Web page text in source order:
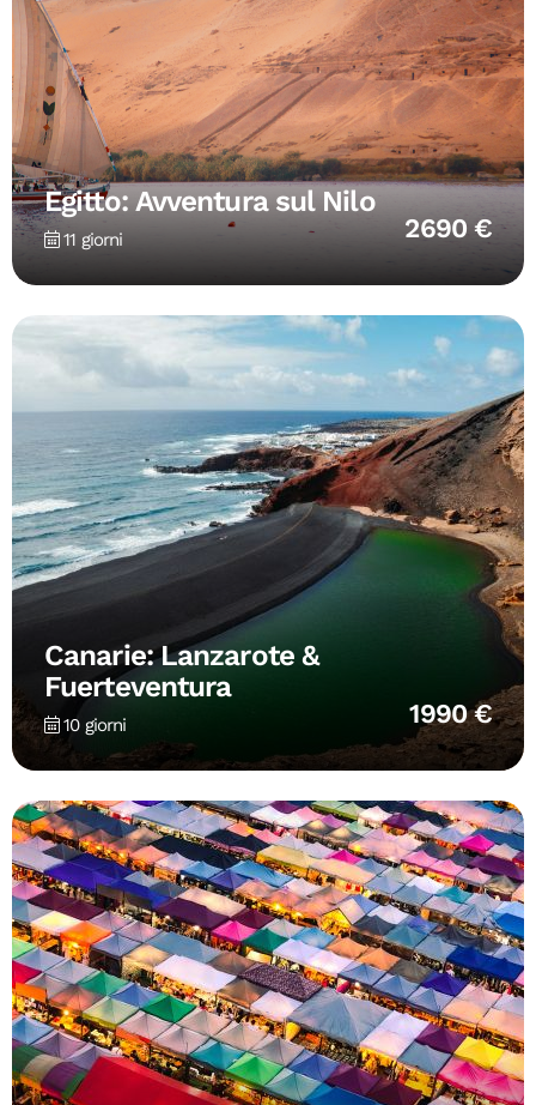
Egitto: Avventura sul Nilo
11 giorni 2690 €
Canarie: Lanzarote &
Fuerteventura
10 giorni 1990 €